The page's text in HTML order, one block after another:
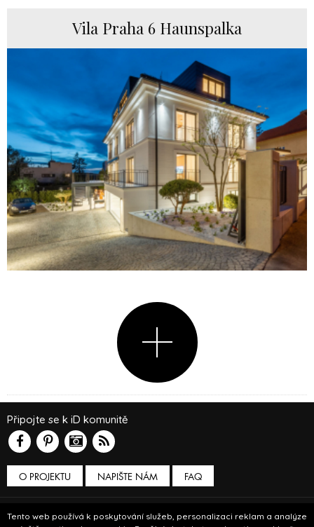
Tento web používá k poskytování služeb, personalizaci reklam a analýze
Vila Praha 6 Haunspalka
O PROJEKTU NAPIŠTE NÁM
Připojte se k iD komunitě
FAQ
Podmínky používání